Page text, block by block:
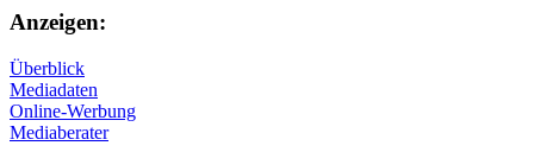
Anzeigen:
Überblick
Mediadaten
Online-Werbung
Mediaberater